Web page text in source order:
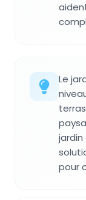
Le
jardin
pour